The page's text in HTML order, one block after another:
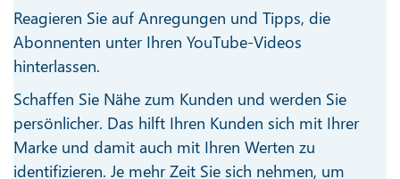
Reagieren Sie auf Anregungen und Tipps, die
Abonnenten unter Ihren YouTube-Videos
hinterlassen.
Schaffen Sie Nähe zum Kunden und werden Sie
persönlicher. Das hilft Ihren Kunden sich mit Ihrer
Marke und damit auch mit Ihren Werten zu
identifizieren. Je mehr Zeit Sie sich nehmen, um